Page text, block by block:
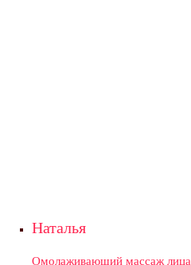
Наталья
Омолаживающий массаж лица